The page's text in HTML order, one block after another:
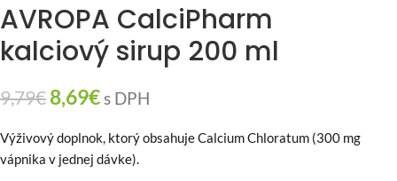
AVROPA CalciPharm
kalciový sirup 200 ml
9,79€ 8,69€s DPH
Výživový doplnok, ktorý obsahuje Calcium Chloratum (300 mg
vápnika v jednej dávke).